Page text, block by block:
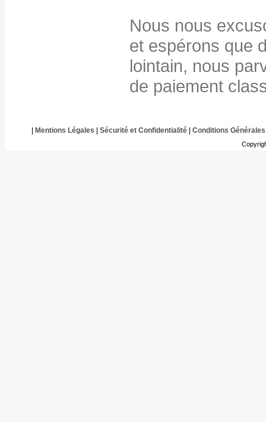
Nous nous
et espérons que
lointain, nous
de paiement
Mentions Légales Sécurité et Confidentialité| Conditions Générales